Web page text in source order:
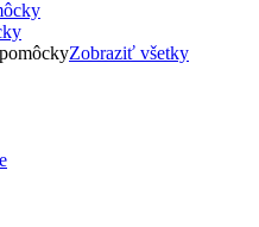
Zobraziť všetky